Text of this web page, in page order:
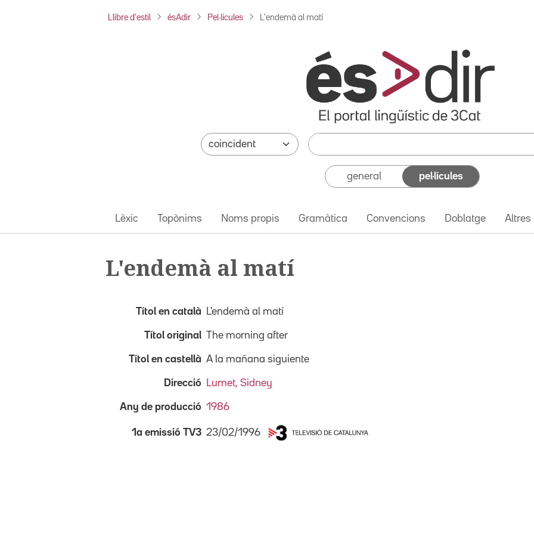
Llibre d'estil ésAdir Pel·lícules L'endemà al matí
general pel·lícules
Lèxic Topònims Noms propis Gramàtica Convencions Doblatge Altres
L'endemà al matí
Títol en català L'endemà al matí
Títol original The morning after
Títol en castellà A la mañana siguiente
Direcció Lumet, Sidney
Any de producció 1986
1a emissió TV3 23/02/1996